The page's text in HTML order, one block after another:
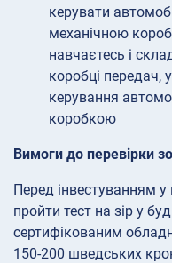
керувати
механічною
навчаєтесь і
коробці передач,
керування
коробкою
Вимоги до перевірки
Перед інвестуванням у
пройти тест на зір у
сертифікованим
150-200 шведських